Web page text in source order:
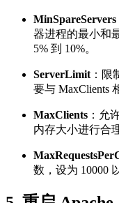
MinSpareServers
器进程的最小和
5% 到 10%。
ServerLimit ：限
要与 MaxClients
MaxClients ：允
内存大小进行合
数，设为 10000